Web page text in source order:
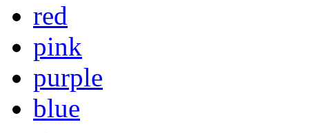
red
pink
purple
blue